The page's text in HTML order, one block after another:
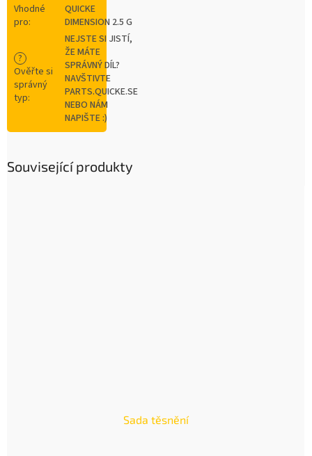
Vhodné
pro:
QUICKE
DIMENSION 2.5 G
?
Ověřte si
správný
typ:
NEJSTE SI JISTÍ,
ŽE MÁTE
SPRÁVNÝ DÍL?
NAVŠTIVTE
PARTS.QUICKE.SE
NEBO NÁM
NAPIŠTE :)
Související produkty
Sada těsnění